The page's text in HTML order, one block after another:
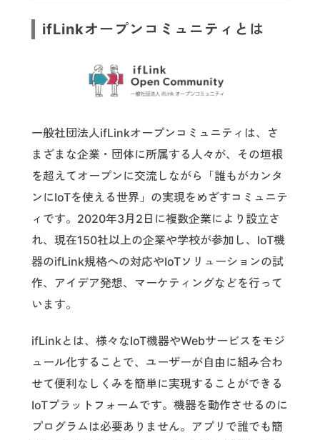
ifLinkオープンコミュニティとは
一般社団法人ifLinkオープンコミュニティは、さ
まざまな企業・団体に所属する人々が、その垣根
を超えてオープンに交流しながら「誰もがカンタ
ンにIoTを使える世界」の実現をめざすコミュニテ
ィです。2020年3月2日に複数企業により設立さ
れ、現在150社以上の企業や学校が参加し、IoT機
器のifLink規格への対応やIoTソリューションの試
作、アイデア発想、マーケティングなどを行って
います。
ifLinkとは、様々なIoT機器やWebサービスをモジ
ュール化することで、ユーザーが自由に組み合わ
せて便利なしくみを簡単に実現することができる
IoTプラットフォームです。機器を動作させるのに
プログラムは必要ありません。アプリで誰でも簡